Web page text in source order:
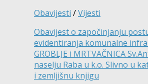
Obavijesti /Vijesti
Obavijest o započinjanju
evidentiranja komunalne
GROBLJE i MRTVAČNICA
naselju Raba u k.o. Slivno u
i zemljišnu knjigu